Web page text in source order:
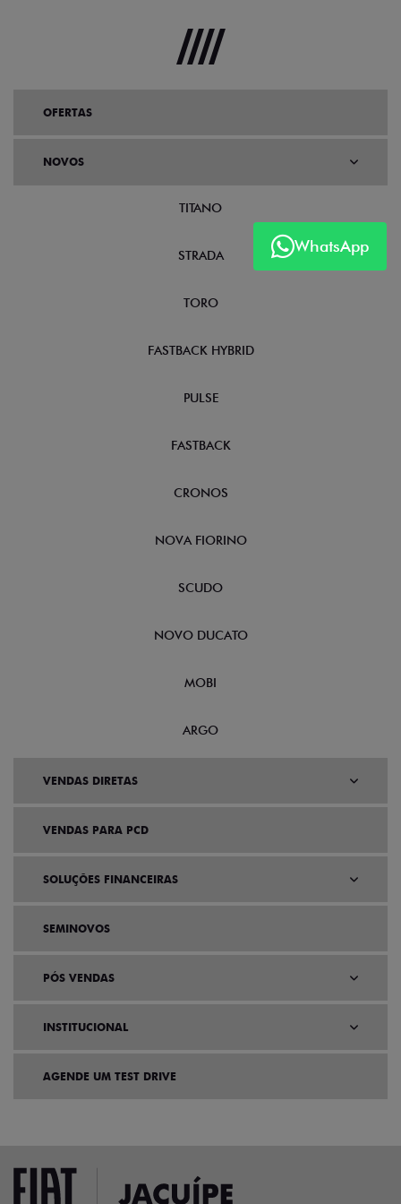
WhatsApp
OFERTAS
NOVOS
TITANO
STRADA
TORO
FASTBACK HYBRID
PULSE
FASTBACK
CRONOS
NOVA FIORINO
SCUDO
NOVO DUCATO
MOBI
ARGO
VENDAS DIRETAS
VENDAS PARA PCD
SOLUÇÕES FINANCEIRAS
SEMINOVOS
PÓS VENDAS
INSTITUCIONAL
AGENDE UM TEST DRIVE